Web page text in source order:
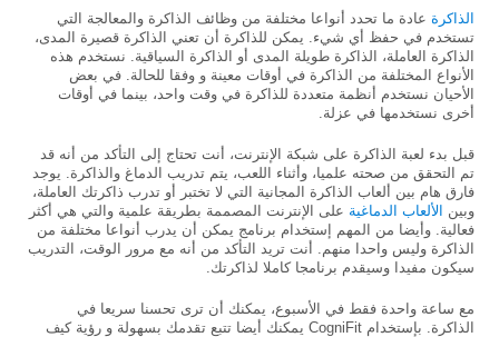
الذاكرةعادة ما تحدد أنواعا مختلفة من وظائف الذاكرة والمعالجة التي
تستخدم في حفظ أي شيء. يمكن للذاكرة أن تعني الذاكرة قصيرة المدى،
الذاكرة العاملة، الذاكرة طويلة المدى أو الذاكرة السياقية. نستخدم هذه
الأنواع المختلفة من الذاكرة في أوقات معينة و وفقا للحالة. في بعض
الأحيان نستخدم أنظمة متعددة للذاكرة في وقت واحد، بينما في أوقات
أخرى نستخدمها في عزلة.
قبل بدء لعبة الذاكرة على شبكة الإنترنت، أنت تحتاج إلى التأكد من أنه قد
تم التحقق من صحته علميا، وأثناء اللعب، يتم تدريب الدماغ والذاكرة. يوجد
فارق هام بين ألعاب الذاكرة المجانية التي لا تختبر أو تدرب ذاكرتك العاملة،
وبينالألعاب الدماغيةعلى الإنترنت المصممة بطريقة علمية والتي هي أكثر
فعالية. وأيضا من المهم إستخدام برنامج يمكن أن يدرب أنواعا مختلفة من
الذاكرة وليس واحدا منهم. أنت تريد التأكد من أنه مع مرور الوقت، التدريب
سيكون مفيدا وسيقدم برنامجا كاملا لذاكرتك.
مع ساعة واحدة فقط في الأسبوع، يمكنك أن ترى تحسنا سريعا في
الذاكرة. بإستخدام CogniFit يمكنك أيضا تتبع تقدمك بسهولة و رؤية كيف